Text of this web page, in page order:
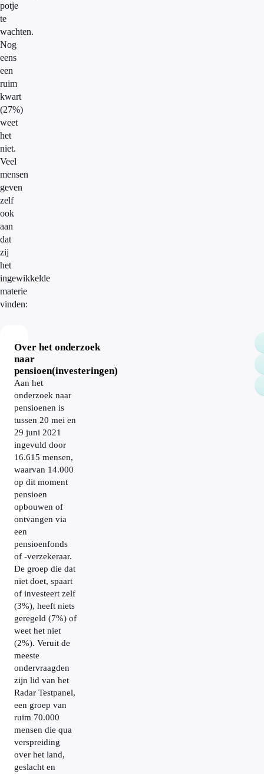
potje
te
wachten.
Nog
eens
een
ruim
kwart
(27%)
weet
het
niet.
Veel
mensen
geven
zelf
ook
aan
dat
zij
het
ingewikkelde
materie
vinden:
Over het onderzoek
naar
pensioen(investeringen)
Aan het
onderzoek naar
pensioenen is
tussen 20 mei en
29 juni 2021
ingevuld door
16.615 mensen,
waarvan 14.000
op dit moment
pensioen
opbouwen of
ontvangen via
een
pensioenfonds
of -verzekeraar.
De groep die dat
niet doet, spaart
of investeert zelf
(3%), heeft niets
geregeld (7%) of
weet het niet
(2%). Veruit de
meeste
ondervraagden
zijn lid van het
Radar Testpanel,
een groep van
ruim 70.000
mensen die qua
verspreiding
over het land,
geslacht en